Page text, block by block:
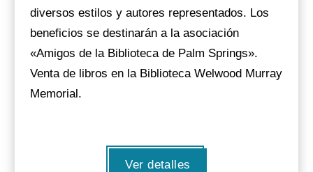
diversos estilos y autores representados. Los
beneficios se destinarán a la asociación
«Amigos de la Biblioteca de Palm Springs».
Venta de libros en la Biblioteca Welwood Murray
Memorial.
Ver detalles